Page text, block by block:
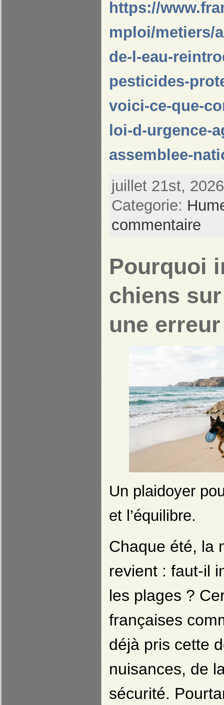
https://
mploi/metiers/
de-l-eau-
pesticides-
voici-ce-que-
loi-d-urgence-
assemblee-
juillet 21st,
Categorie:
commentaire
Pourquoi
chiens
une
Un plaidoyer
et l’équilibre.
Chaque été, la
revient : faut-il
les plages ?
françaises
déjà pris cette
nuisances, de
sécurité.